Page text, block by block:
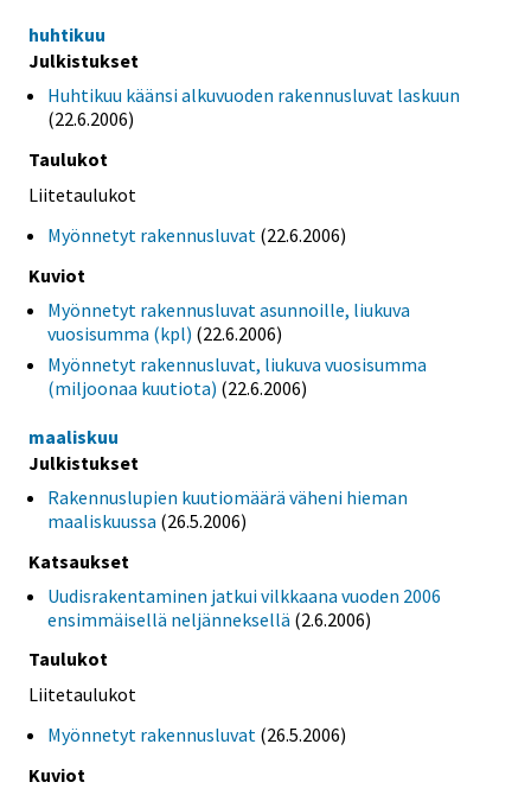
huhtikuu
Julkistukset
Huhtikuu käänsi alkuvuoden rakennusluvat laskuun
(22.6.2006)
Taulukot
Liitetaulukot
Myönnetyt rakennusluvat (22.6.2006)
Kuviot
Myönnetyt rakennusluvat asunnoille, liukuva
vuosisumma (kpl) (22.6.2006)
Myönnetyt rakennusluvat, liukuva vuosisumma
(miljoonaa kuutiota) (22.6.2006)
maaliskuu
Julkistukset
Rakennuslupien kuutiomäärä väheni hieman
maaliskuussa (26.5.2006)
Katsaukset
Uudisrakentaminen jatkui vilkkaana vuoden 2006
ensimmäisellä neljänneksellä (2.6.2006)
Taulukot
Liitetaulukot
Myönnetyt rakennusluvat (26.5.2006)
Kuviot